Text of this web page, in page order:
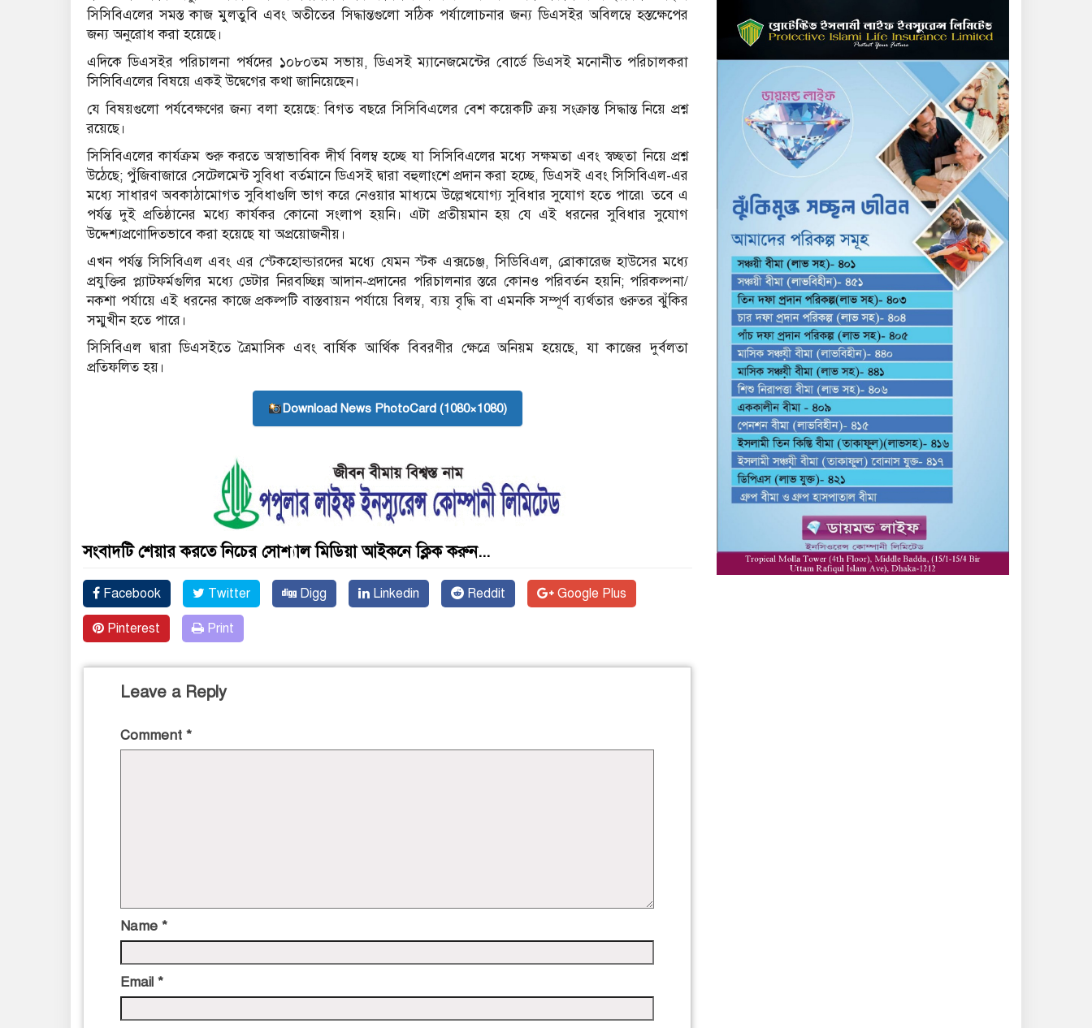
সিসিবিএলের সমস্ত কাজ মুলতুবি এবং অতীতের সিদ্ধান্তগুলো সঠিক পর্যালোচনার জন্য ডিএসইর অবিলম্বে হস্তক্ষেপের
জন্য অনুরোধ করা হয়েছে।
এদিকে ডিএসইর পরিচালনা পর্ষদের ১০৮০তম সভায়, ডিএসই ম্যানেজমেন্টের বোর্ডে ডিএসই মনোনীত পরিচালকরা
সিসিবিএলের বিষয়ে একই উদ্বেগের কথা জানিয়েছেন।
যে বিষয়গুলো পর্যবেক্ষণের জন্য বলা হয়েছে: বিগত বছরে সিসিবিএলের বেশ কয়েকটি ক্রয় সংক্রান্ত সিদ্ধান্ত নিয়ে প্রশ্ন
রয়েছে।
সিসিবিএলের কার্যক্রম শুরু করতে অস্বাভাবিক দীর্ঘ বিলম্ব হচ্ছে যা সিসিবিএলের মধ্যে সক্ষমতা এবং স্বচ্ছতা নিয়ে প্রশ্ন
উঠেছে; পুঁজিবাজারে সেটেলমেন্ট সুবিধা বর্তমানে ডিএসই দ্বারা বহুলাংশে প্রদান করা হচ্ছে, ডিএসই এবং সিসিবিএল-এর
মধ্যে সাধারণ অবকাঠামোগত সুবিধাগুলি ভাগ করে নেওয়ার মাধ্যমে উল্লেখযোগ্য সুবিধার সুযোগ হতে পারে৷ তবে এ
পর্যন্ত দুই প্রতিষ্ঠানের মধ্যে কার্যকর কোনো সংলাপ হয়নি। এটা প্রতীয়মান হয় যে এই ধরনের সুবিধার সুযোগ
উদ্দেশ্যপ্রণোদিতভাবে করা হয়েছে যা অপ্রয়োজনীয়।
এখন পর্যন্ত সিসিবিএল এবং এর স্টেকহোল্ডারদের মধ্যে যেমন স্টক এক্সচেঞ্জ, সিডিবিএল, ব্রোকারেজ হাউসের মধ্যে
প্রযুক্তির প্ল্যাটফর্মগুলির মধ্যে ডেটার নিরবচ্ছিন্ন আদান-প্রদানের পরিচালনার স্তরে কোনও পরিবর্তন হয়নি; পরিকল্পনা/
নকশা পর্যায়ে এই ধরনের কাজে প্রকল্পটি বাস্তবায়ন পর্যায়ে বিলম্ব, ব্যয় বৃদ্ধি বা এমনকি সম্পূর্ণ ব্যর্থতার গুরুতর ঝুঁকির
সম্মুখীন হতে পারে।
সিসিবিএল দ্বারা ডিএসইতে ত্রৈমাসিক এবং বার্ষিক আর্থিক বিবরণীর ক্ষেত্রে অনিয়ম হয়েছে, যা কাজের দুর্বলতা
প্রতিফলিত হয়।
Download News PhotoCard (1080×1080)
সংবাদটি শেয়ার করতে নিচের সোশ্যাল মিডিয়া আইকনে ক্লিক করুন...
Facebook Twitter Digg Linkedin Reddit Google Plus
Pinterest Print
Leave a Reply
Comment *
Name *
Email *